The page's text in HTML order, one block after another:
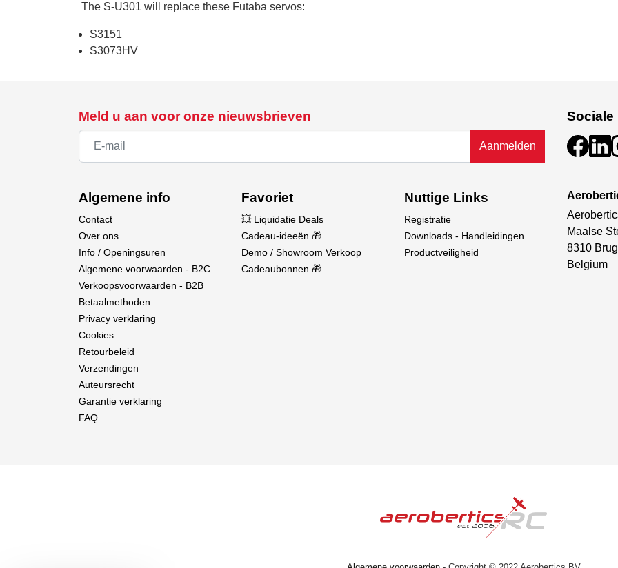
The S-U301 will replace these Futaba servos:
S3151
S3073HV
Meld u aan voor onze nieuwsbrieven
Aanmelden
Sociale
Algemene info
Contact
Over ons
Info / Openingsuren
Algemene voorwaarden - B2C
Verkoopsvoorwaarden - B2B
Betaalmethoden
Privacy verklaring
Cookies
Retourbeleid
Verzendingen
Auteursrecht
Garantie verklaring
FAQ
Favoriet
💥 Liquidatie Deals
Cadeau-ideeën 🎁
Demo / Showroom Verkoop
Cadeaubonnen 🎁
Nuttige Links
Registratie
Downloads - Handleidingen
Productveiligheid
Maalse
8310
Belgium